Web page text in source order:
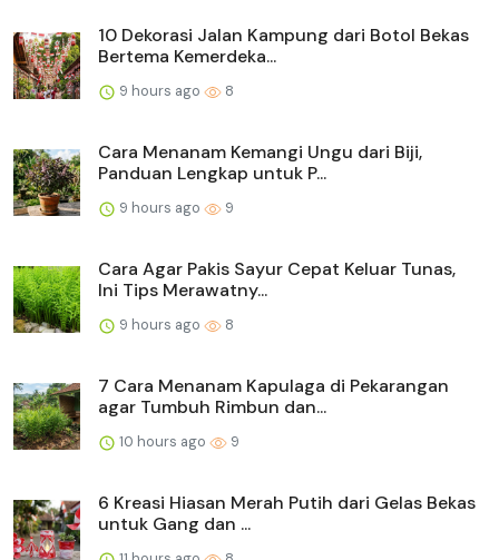
10 Dekorasi Jalan Kampung dari Botol Bekas
Bertema Kemerdeka...
9 hours ago 8
Cara Menanam Kemangi Ungu dari Biji,
Panduan Lengkap untuk P...
9 hours ago 9
Cara Agar Pakis Sayur Cepat Keluar Tunas,
Ini Tips Merawatny...
9 hours ago 8
7 Cara Menanam Kapulaga di Pekarangan
agar Tumbuh Rimbun dan...
10 hours ago 9
6 Kreasi Hiasan Merah Putih dari Gelas Bekas
untuk Gang dan ...